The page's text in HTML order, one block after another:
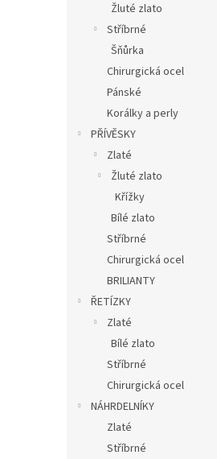
Žluté zlato
Stříbrné
Šňůrka
Chirurgická ocel
Pánské
Korálky a perly
PŘÍVĚSKY
Zlaté
Žluté zlato
Křížky
Bílé zlato
Stříbrné
Chirurgická ocel
BRILIANTY
ŘETÍZKY
Zlaté
Bílé zlato
Stříbrné
Chirurgická ocel
NÁHRDELNÍKY
Zlaté
Stříbrné